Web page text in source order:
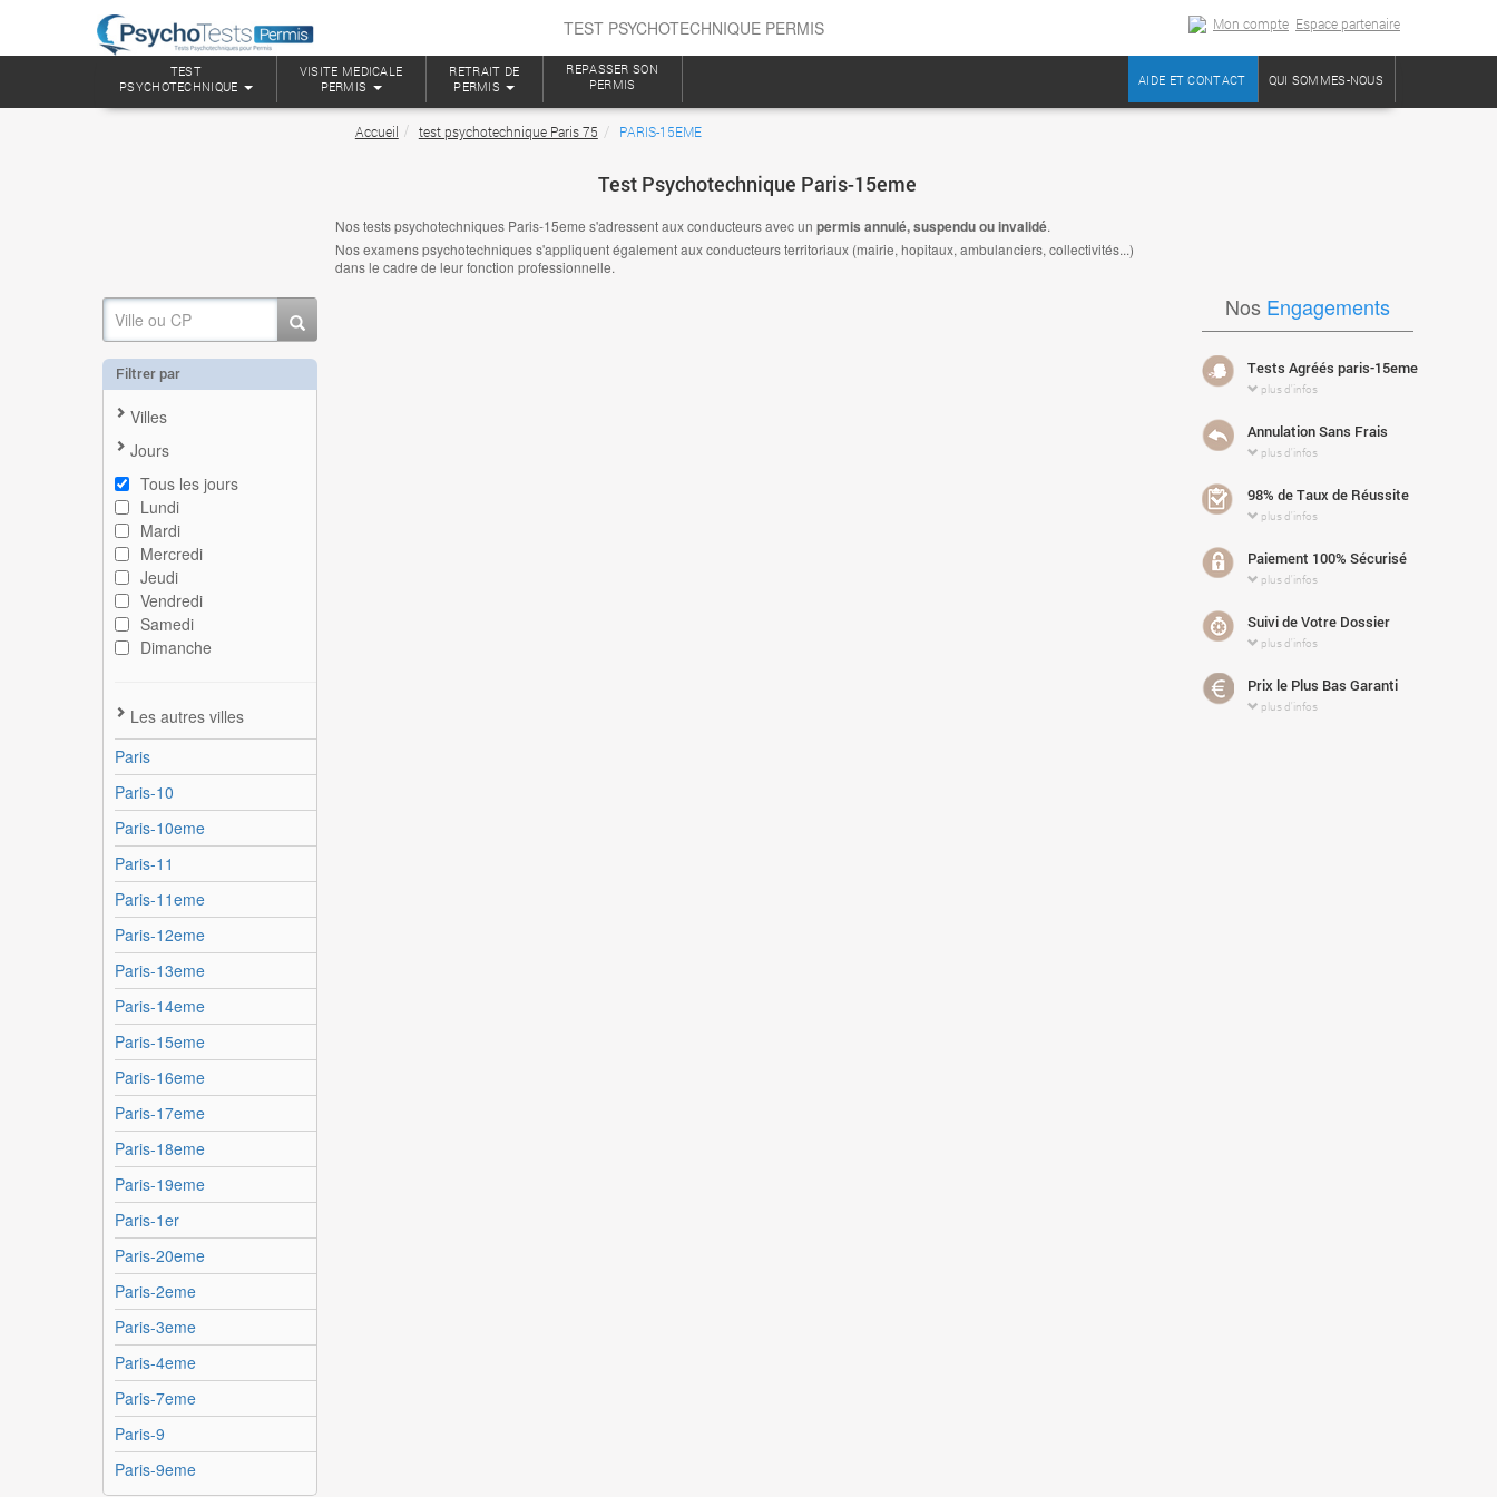
TEST PSYCHOTECHNIQUE PERMIS Mon compte Espace partenaire
TEST
PSYCHOTECHNIQUE
VISITE MEDICALE
PERMIS
RETRAIT DE
PERMIS
REPASSER SON
PERMIS
QUI SOMMES-NOUS
AIDE ET CONTACT
Accueil test psychotechnique Paris 75 PARIS-15EME
Filtrer par
Villes
Jours
Tous les jours
Lundi
Mardi
Mercredi
Jeudi
Vendredi
Samedi
Dimanche
Les autres villes
Paris
Paris-10
Paris-10eme
Paris-11
Paris-11eme
Paris-12eme
Paris-13eme
Paris-14eme
Paris-15eme
Paris-16eme
Paris-17eme
Paris-18eme
Paris-19eme
Paris-1er
Paris-20eme
Paris-2eme
Paris-3eme
Paris-4eme
Paris-7eme
Paris-9
Paris-9eme
Test Psychotechnique Paris-15eme
Nos tests psychotechniques Paris-15eme s'adressent aux conducteurs avec un permis annulé, suspendu ou invalidé.
Nos examens psychotechniques s'appliquent également aux conducteurs territoriaux (mairie, hopitaux, ambulanciers, collectivités...)
dans le cadre de leur fonction professionnelle.
Nos Engagements
Tests Agréés paris-15eme
plus d'infos
Annulation Sans Frais
plus d'infos
98% de Taux de Réussite
plus d'infos
Paiement 100% Sécurisé
plus d'infos
Suivi de Votre Dossier
plus d'infos
Prix le Plus Bas Garanti
plus d'infos